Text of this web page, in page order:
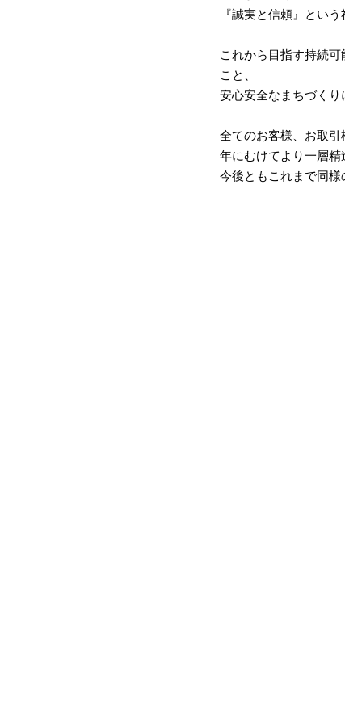
『誠実と信頼』とい
これから目指す持続
こと、
安心安全なまちづくり
全てのお客様、お取
年にむけてより一層精
今後ともこれまで同様